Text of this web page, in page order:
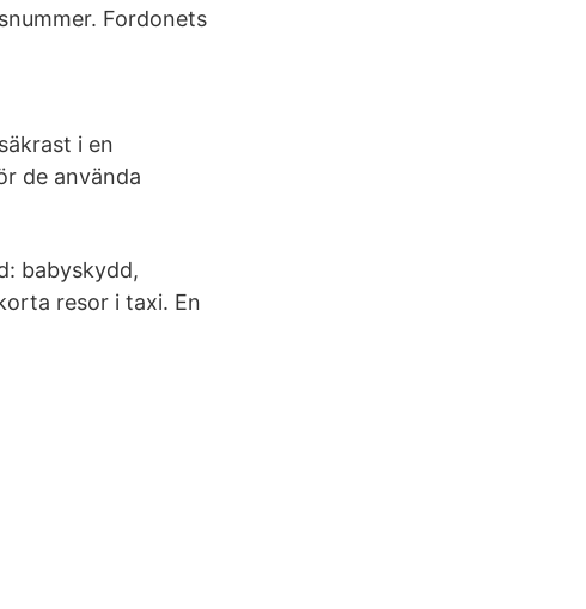
Fordonets
i en
de använda
babyskydd,
resor i taxi. En